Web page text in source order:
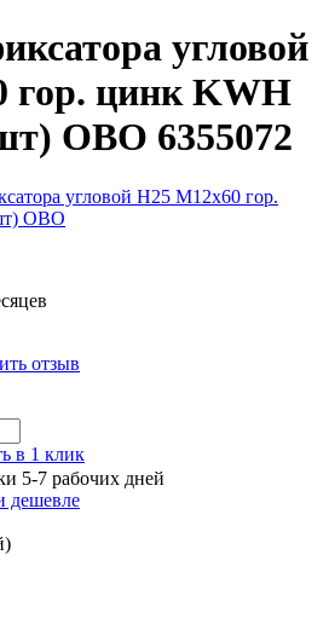
угловой
гор. цинк KWH
OBO 6355072
отзыв
в 1 клик
5-7 рабочих дней
дешевле